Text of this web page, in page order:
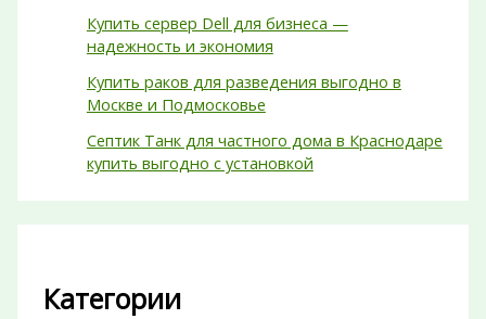
Купить сервер Dell для бизнеса —
надежность и экономия
Купить раков для разведения выгодно в
Москве и Подмосковье
Септик Танк для частного дома в Краснодаре
купить выгодно с установкой
Категории